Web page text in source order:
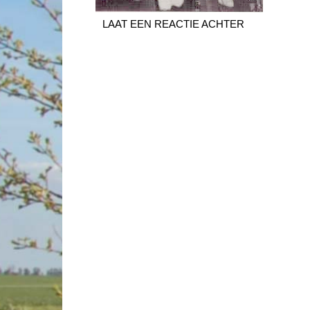
LAAT EEN REACTIE ACHTER